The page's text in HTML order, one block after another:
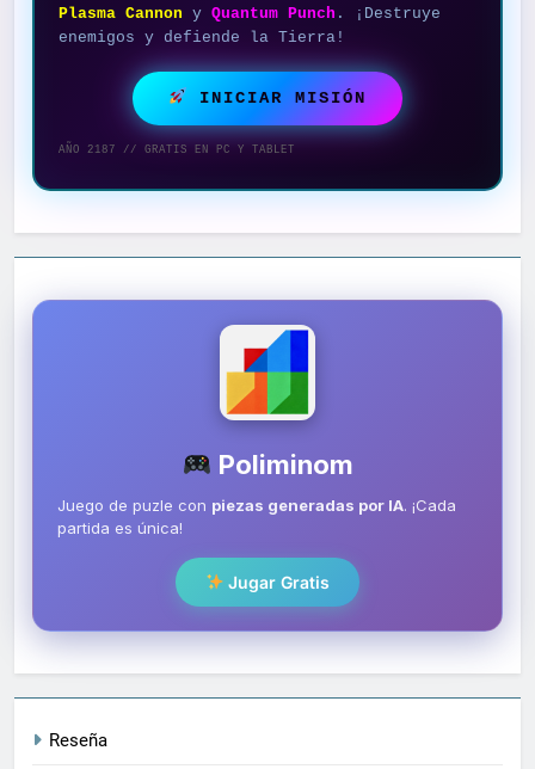
Plasma Cannon y Quantum Punch . ¡Destruye
enemigos y defiende la Tierra!
INICIAR MISIÓN
AÑO 2187 // GRATIS EN PC Y TABLET
Poliminom
Juego de puzle con piezas generadas por IA. ¡Cada
partida es única!
Jugar Gratis
Reseña